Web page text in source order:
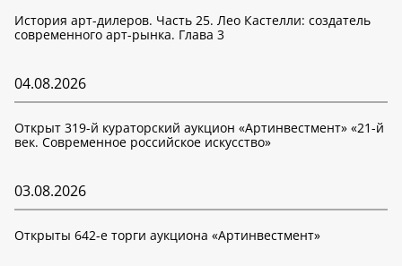
История арт-дилеров. Часть 25. Лео Кастелли: создатель
современного арт-рынка. Глава 3
04.08.2026
Открыт 319-й кураторский аукцион «Артинвестмент» «21-й
век. Современное российское искусство»
03.08.2026
Открыты 642-е торги аукциона «Артинвестмент»